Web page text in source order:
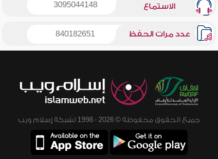
الاستماع 3095044148
عدد مرات الحفظ 840182651
جميع الحقوق محفوظة © 2026 - 1998 لشبكة إسلام ويب